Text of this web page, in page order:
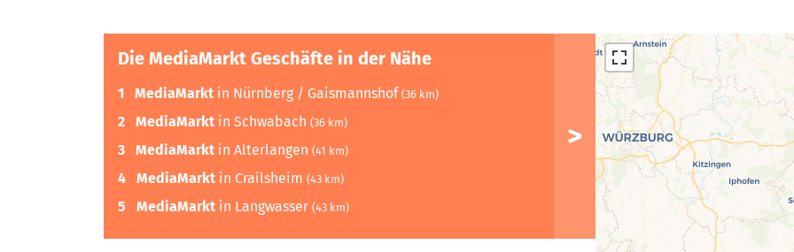
Die MediaMarkt Geschäfte in der Nähe
1 MediaMarkt in Nürnberg / Gaismannshof (36 km)
2 MediaMarkt in Schwabach (36 km)
3 MediaMarkt in Alterlangen (41 km)
4 MediaMarkt in Crailsheim (43 km)
5 MediaMarkt in Langwasser (43 km)